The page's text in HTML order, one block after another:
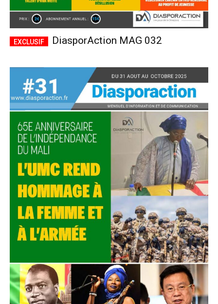
DiasporAction MAG 032